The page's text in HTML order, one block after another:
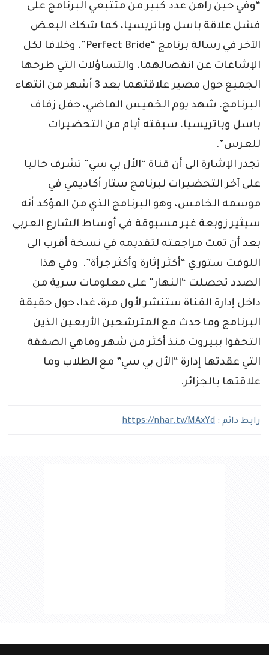
“وفي حين راهن عدد كبير من متتبعي البرنامج على
فشل علاقة باسل وباتريسيا، كما شكك البعض
الآخر في رسالة برنامج “Perfect Bride”، وخلافا لكل
الإشاعات عن انفصالهما، والتساؤلات التي طرحها
الجميع حول مصير علاقتهما بعد 3 أشهر من انتهاء
البرنامج، شهد يوم الخميس الماضي، حفل زفاف
باسل وباتريسيا، سبقته أيام من التحضيرات
للعرس”.
تجدر الإشارة الى أن قناة “الأل بي سي” تشرف حاليا
على آخر التحضيرات لبرنامج ستار أكاديمي في
موسمه الخامس، وهو البرنامج الذي من المؤكد أنه
سيثير زوبعة غير مسبوقة في أوساط الشارع العربي
بعد أن تمت مراجعته لتقديمه في نسخة أقرب الى
اللوفت ستوري “أكثر إثارة وأكثر جرأة”. وفي هذا
الصدد تحصلت “النهار” على معلومات سرية من
داخل إدارة القناة ستنشر لأول مرة، غدا، حول حقيقة
البرنامج وما حدث مع المترشحين الأربعين الذين
التحقوا ببيروت منذ أكثر من شهر وماهي الصفقة
التي عقدتها إدارة “الأل بي سي” مع الطلاب وما
علاقتها بالجزائر.
رابط دائم : https://nhar.tv/MAxYd